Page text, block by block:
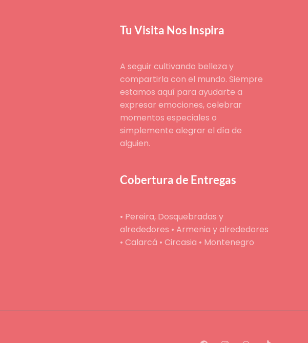
Tu Visita Nos Inspira
A seguir cultivando belleza y
compartirla con el mundo. Siempre
estamos aquí para ayudarte a
expresar emociones, celebrar
momentos especiales o
simplemente alegrar el día de
alguien.
Cobertura de Entregas
• Pereira, Dosquebradas y
alrededores • Armenia y alrededores
• Calarcá • Circasia • Montenegro